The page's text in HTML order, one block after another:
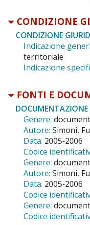
CONDIZIONE
CONDIZIONE
Indicazione
territoriale
Indicazione
FONTI E
Genere:
Autore: Simoni,
Data: 2005-2006
Codice
Genere:
Autore: Simoni,
Data: 2005-2006
Codice
Genere:
Codice